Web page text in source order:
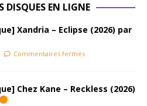
DISQUES EN LIGNE
Xandria – Eclipse (2026) par
Commentaires fermés
Chez Kane – Reckless (2026)